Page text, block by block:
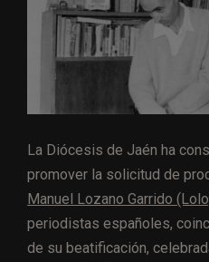
La Diócesis de Jaén ha
promover la solicitud de
Manuel Lozano Garrido
periodistas españoles,
de su beatificación,